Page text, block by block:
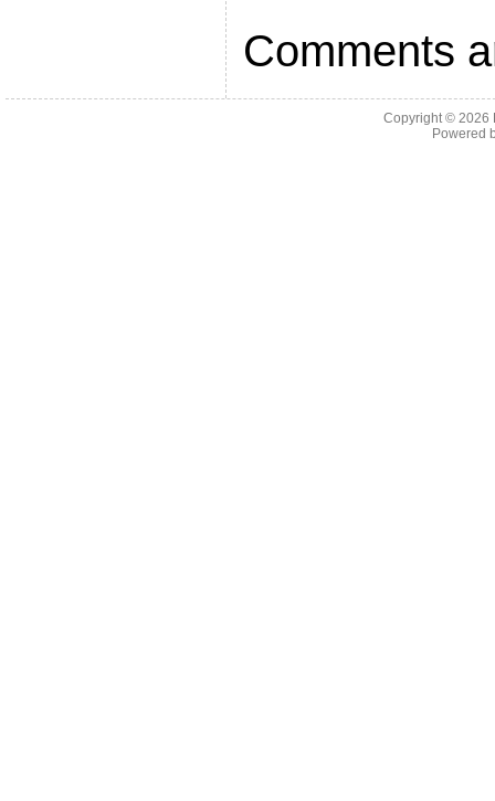
Comments
Copyright © 2026
Powered